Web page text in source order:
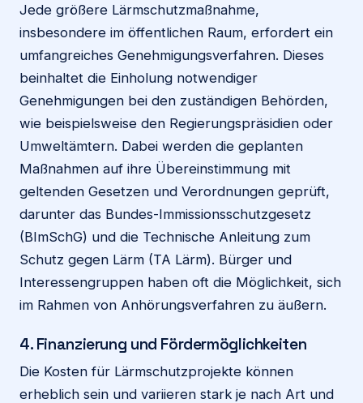
Jede größere Lärmschutzmaßnahme,
insbesondere im öffentlichen Raum, erfordert ein
umfangreiches Genehmigungsverfahren. Dieses
beinhaltet die Einholung notwendiger
Genehmigungen bei den zuständigen Behörden,
wie beispielsweise den Regierungspräsidien oder
Umweltämtern. Dabei werden die geplanten
Maßnahmen auf ihre Übereinstimmung mit
geltenden Gesetzen und Verordnungen geprüft,
darunter das Bundes-Immissionsschutzgesetz
(BImSchG) und die Technische Anleitung zum
Schutz gegen Lärm (TA Lärm). Bürger und
Interessengruppen haben oft die Möglichkeit, sich
im Rahmen von Anhörungsverfahren zu äußern.
4. Finanzierung und Fördermöglichkeiten
Die Kosten für Lärmschutzprojekte können
erheblich sein und variieren stark je nach Art und